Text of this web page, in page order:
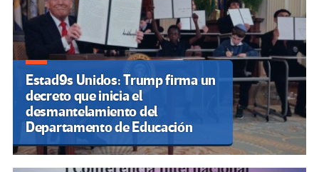
Estad9s Unidos: Trump firma un
decreto que inicia el
desmantelamiento del
Departamento de Educación